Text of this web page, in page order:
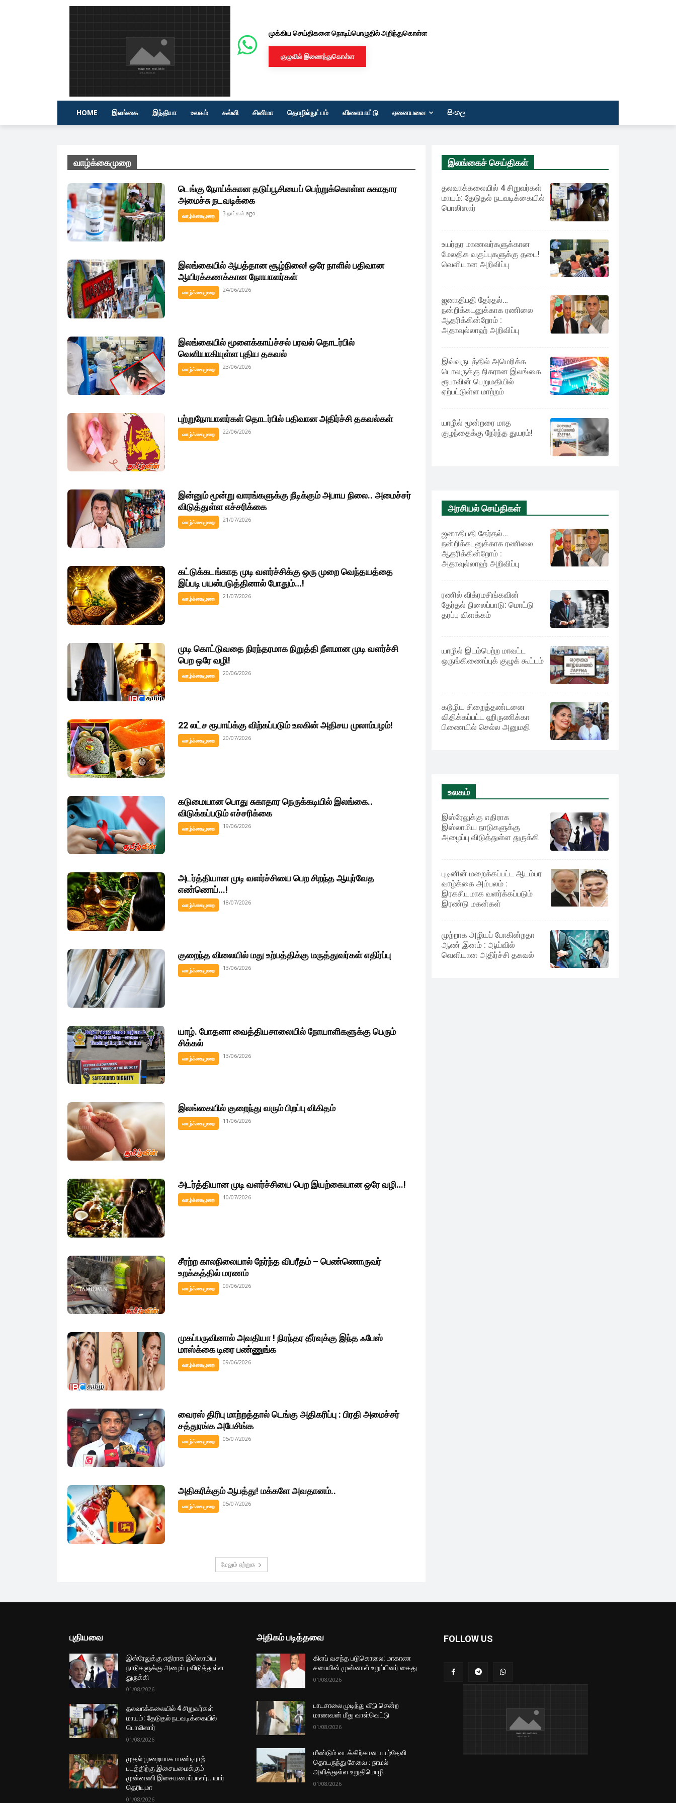
முக்கிய செய்திகளை நொடிப்பொழுதில் அறிந்துகொள்ள
குழுவில் இணைந்துகொள்ள
HOME இலங்கை இந்தியா உலகம் கல்வி சினிமா தொழில்நுட்பம் விளையாட்டு ஏனையவை සිංහල
வாழ்க்கைமுறை
டெங்கு நோய்க்கான தடுப்பூசியைப் பெற்றுக்கொள்ள சுகாதார
அமைச்சு நடவடிக்கை
வாழ்க்கைமுறை 3 நாட்கள் ago
இலங்கையில் ஆபத்தான சூழ்நிலை! ஒரே நாளில் பதிவான
ஆயிரக்கணக்கான நோயாளர்கள்
வாழ்க்கைமுறை 24/06/2026
இலங்கையில் மூளைக்காய்ச்சல் பரவல் தொடர்பில்
வெளியாகியுள்ள புதிய தகவல்
வாழ்க்கைமுறை 23/06/2026
புற்றுநோயாளர்கள் தொடர்பில் பதிவான அதிர்ச்சி தகவல்கள்
வாழ்க்கைமுறை 22/06/2026
இன்னும் மூன்று வாரங்களுக்கு நீடிக்கும் அபாய நிலை.. அமைச்சர்
விடுத்துள்ள எச்சரிக்கை
வாழ்க்கைமுறை 21/07/2026
கட்டுக்கடங்காத முடி வளர்ச்சிக்கு ஒரு முறை வெந்தயத்தை
இப்படி பயன்படுத்தினால் போதும்…!
வாழ்க்கைமுறை 21/07/2026
முடி கொட்டுவதை நிரந்தரமாக நிறுத்தி நீளமான முடி வளர்ச்சி
பெற ஒரே வழி!
வாழ்க்கைமுறை 20/06/2026
22 லட்ச ரூபாய்க்கு விற்கப்படும் உலகின் அதிசய முலாம்பழம்!
வாழ்க்கைமுறை 20/07/2026
கடுமையான பொது சுகாதார நெருக்கடியில் இலங்கை..
விடுக்கப்படும் எச்சரிக்கை
வாழ்க்கைமுறை 19/06/2026
அடர்த்தியான முடி வளர்ச்சியை பெற சிறந்த ஆயுர்வேத
எண்ணெய்…!
வாழ்க்கைமுறை 18/07/2026
குறைந்த விலையில் மது உற்பத்திக்கு மருத்துவர்கள் எதிர்ப்பு
வாழ்க்கைமுறை 13/06/2026
யாழ். போதனா வைத்தியசாலையில் நோயாளிகளுக்கு பெரும்
சிக்கல்
வாழ்க்கைமுறை 13/06/2026
இலங்கையில் குறைந்து வரும் பிறப்பு விகிதம்
வாழ்க்கைமுறை 11/06/2026
அடர்த்தியான முடி வளர்ச்சியை பெற இயற்கையான ஒரே வழி…!
வாழ்க்கைமுறை 10/07/2026
சீரற்ற காலநிலையால் நேர்ந்த விபரீதம் – பெண்ணொருவர்
உறக்கத்தில் மரணம்
வாழ்க்கைமுறை 09/06/2026
முகப்பருவினால் அவதியா ! நிரந்தர தீர்வுக்கு இந்த ஃபேஸ்
மாஸ்க்கை டிரை பண்ணுங்க
வாழ்க்கைமுறை 09/06/2026
வைரஸ் திரிபு மாற்றத்தால் டெங்கு அதிகரிப்பு : பிரதி அமைச்சர்
சத்துரங்க அபேசிங்க
வாழ்க்கைமுறை 05/07/2026
அதிகரிக்கும் ஆபத்து! மக்களே அவதானம்..
வாழ்க்கைமுறை 05/07/2026
மேலும் ஏற்றுக
இலங்கைச் செய்திகள்
தலவாக்கலையில் 4 சிறுவர்கள்
மாயம்: தேடுதல் நடவடிக்கையில்
பொலிஸார்
உயர்தர மாணவர்களுக்கான
மேலதிக வகுப்புகளுக்கு தடை!
வெளியான அறிவிப்பு
ஜனாதிபதி தேர்தல்…
நன்றிக்கடனுக்காக ரணிலை
ஆதரிக்கின்றோம் :
அதாவுல்லாஹ் அறிவிப்பு
இவ்வருடத்தில் அமெரிக்க
டொலருக்கு நிகரான இலங்கை
ரூபாவின் பெறுமதியில்
ஏற்பட்டுள்ள மாற்றம்
யாழி்ல் மூன்றரை மாத
குழந்தைக்கு நேர்ந்த துயரம்!
அரசியல் செய்திகள்
ஜனாதிபதி தேர்தல்…
நன்றிக்கடனுக்காக ரணிலை
ஆதரிக்கின்றோம் :
அதாவுல்லாஹ் அறிவிப்பு
ரணில் விக்ரமசிங்கவின்
தேர்தல் நிலைப்பாடு: மொட்டு
தரப்பு விளக்கம்
யாழில் இடம்பெற்ற மாவட்ட
ஒருங்கிணைப்புக் குழுக் கூட்டம்
கடூழிய சிறைத்தண்டனை
விதிக்கப்பட்ட ஹிருணிக்கா
பிணையில் செல்ல அனுமதி
உலகம்
இஸ்ரேலுக்கு எதிராக
இஸ்லாமிய நாடுகளுக்கு
அழைப்பு விடுத்துள்ள துருக்கி
புடினின் மறைக்கப்பட்ட ஆடம்பர
வாழ்க்கை அம்பலம் :
இரகசியமாக வளர்க்கப்படும்
இரண்டு மகன்கள்
முற்றாக அழியப் போகின்றதா
ஆண் இனம் : ஆய்வில்
வெளியான அதிர்ச்சி தகவல்
புதியவை
இஸ்ரேலுக்கு எதிராக இஸ்லாமிய
நாடுகளுக்கு அழைப்பு விடுத்துள்ள
துருக்கி
01/08/2026
தலவாக்கலையில் 4 சிறுவர்கள்
மாயம்: தேடுதல் நடவடிக்கையில்
பொலிஸார்
01/08/2026
முதல் முறையாக பாண்டிராஜ்
படத்திற்கு இசையமைக்கும்
முன்னணி இசையமைப்பாளர்.. யார்
தெரியுமா
01/08/2026
அதிகம் படித்தவை
கிளப் வசந்த படுகொலை: மாகாண
சபையின் முன்னாள் உறுப்பினர் கைது
01/08/2026
பாடசாலை முடிந்து வீடு சென்ற
மாணவன் மீது வாள்வெட்டு
01/08/2026
மீண்டும் வடக்கிற்கான யாழ்தேவி
தொடருந்து சேவை : நாமல்
அளித்துள்ள உறுதிமொழி
01/08/2026
FOLLOW US